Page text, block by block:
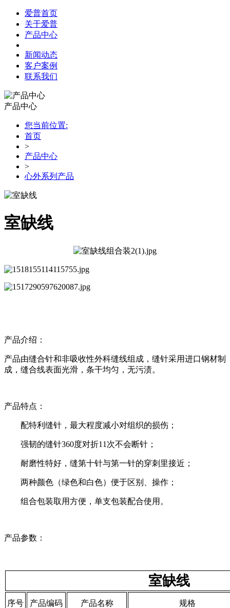
爱普首页
关于爱普
产品中心
新闻动态
客户案例
联系我们
产品中心
您当前位置:
首页
>
产品中心
>
心外系列产品
室缺线
产品介绍：
产品由缝合针和非吸收性外科缝线组成，缝针采用进口钢材制
成，缝合线表面光滑，条干均匀，无污渍。
产品特点：
配特利缝针，最大程度减小对组织的损伤；
强韧的缝针360度对折11次不会断针；
耐磨性特好，缝第十针与第一针的穿刺里接近；
两种颜色（绿色和白色）便于区别、操作；
组合包装取用方便，单支包装配合使用。
产品参数：
室缺线
序号 产品编码 产品名称 规格